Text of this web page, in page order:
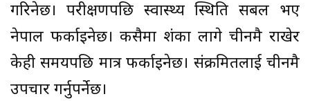
गरिनेछ। परीक्षणपछि स्वास्थ्य स्थिति सबल भए
नेपाल फर्काइनेछ। कसैमा शंका लागे चीनमै राखेर
केही समयपछि मात्र फर्काइनेछ। संक्रमितलाई चीनमै
उपचार गर्नुपर्नेछ।